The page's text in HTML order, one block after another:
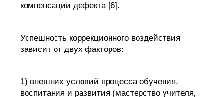
компенсации дефекта [6].
Успешность коррекционного воздействия
зависит от двух факторов:
1) внешних условий процесса обучения,
воспитания и развития (мастерство учителя,